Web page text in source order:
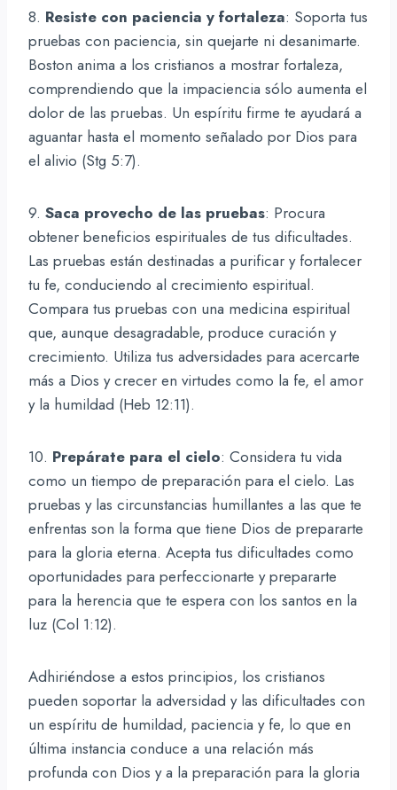
8. Resiste con paciencia y fortaleza: Soporta tus
pruebas con paciencia, sin quejarte ni desanimarte.
Boston anima a los cristianos a mostrar fortaleza,
comprendiendo que la impaciencia sólo aumenta el
dolor de las pruebas. Un espíritu firme te ayudará a
aguantar hasta el momento señalado por Dios para
el alivio (Stg 5:7).
9. Saca provecho de las pruebas: Procura
obtener beneficios espirituales de tus dificultades.
Las pruebas están destinadas a purificar y fortalecer
tu fe, conduciendo al crecimiento espiritual.
Compara tus pruebas con una medicina espiritual
que, aunque desagradable, produce curación y
crecimiento. Utiliza tus adversidades para acercarte
más a Dios y crecer en virtudes como la fe, el amor
y la humildad (Heb 12:11).
10. Prepárate para el cielo: Considera tu vida
como un tiempo de preparación para el cielo. Las
pruebas y las circunstancias humillantes a las que te
enfrentas son la forma que tiene Dios de prepararte
para la gloria eterna. Acepta tus dificultades como
oportunidades para perfeccionarte y prepararte
para la herencia que te espera con los santos en la
luz (Col 1:12).
Adhiriéndose a estos principios, los cristianos
pueden soportar la adversidad y las dificultades con
un espíritu de humildad, paciencia y fe, lo que en
última instancia conduce a una relación más
profunda con Dios y a la preparación para la gloria